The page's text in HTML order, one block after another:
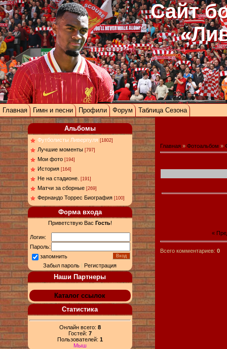
Сайт
Главная Гимн и песни Профили Форум Таблица Сезона
Альбомы
Футболисты Ливерпуля [1802]
Лучшие моменты [797]
Мои фото [194]
История [164]
Не на стадионе. [191]
Матчи за сборные [269]
Фернандо Торрес Биография [100]
Форма входа
Приветствую Вас Гость!
Логин:
Пароль:
запомнить
Забыл пароль |Регистрация
Наши Партнеры
Каталог ссылок
Статистика
Онлайн всего: 8
Гостей: 7
Пользователей: 1
Мыш
Главная » Фотоальбом »
«
Всего комментариев: 0